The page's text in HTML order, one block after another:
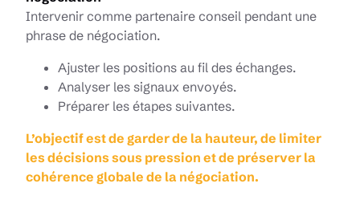
Intervenir comme partenaire conseil pendant une
phrase de négociation.
Ajuster les positions au fil des échanges.
Analyser les signaux envoyés.
Préparer les étapes suivantes.
L’objectif est de garder de la hauteur, de limiter
les décisions sous pression et de préserver la
cohérence globale de la négociation.